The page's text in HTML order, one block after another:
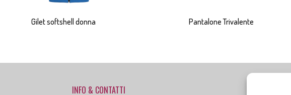
Gilet softshell donna Pantalone Trivalente
INFO & CONTATTI